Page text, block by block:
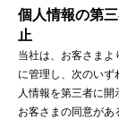
個人情報の第
止
当社は、お客さまよ
に管理し、次のいず
人情報を第三者に開
お客さまの同意があ